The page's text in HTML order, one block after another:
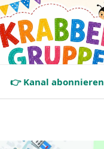
👉 Kanal abonnieren